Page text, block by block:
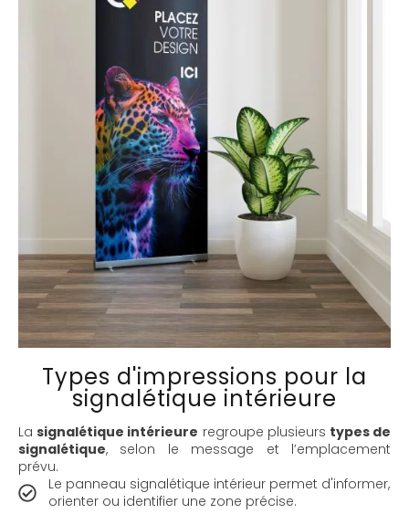
Types d'impressions pour la
signalétique intérieure
Lasignalétique intérieure regroupe plusieurs types de
signalétique, selon le message et l’emplacement
prévu.
Le panneau signalétique intérieur permet d'informer,
orienter ou identifier une zone précise.